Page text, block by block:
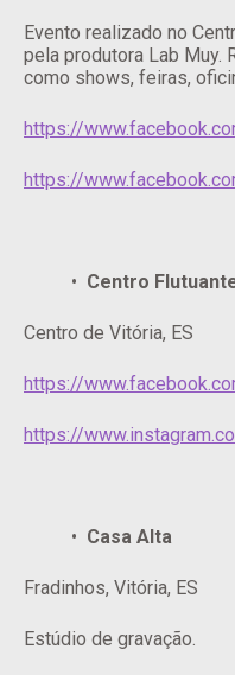
Evento realizado no
pela produtora Lab Muy.
como shows, feiras,
https://
https://
Centro
Centro de Vitória, ES
https://
https://
Casa Alta
Fradinhos, Vitória, ES
Estúdio de gravação.